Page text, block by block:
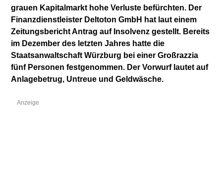
grauen Kapitalmarkt hohe Verluste befürchten. Der
Finanzdienstleister Deltoton GmbH hat laut einem
Zeitungsbericht Antrag auf Insolvenz gestellt. Bereits
im Dezember des letzten Jahres hatte die
Staatsanwaltschaft Würzburg bei einer Großrazzia
fünf Personen festgenommen. Der Vorwurf lautet auf
Anlagebetrug, Untreue und Geldwäsche.